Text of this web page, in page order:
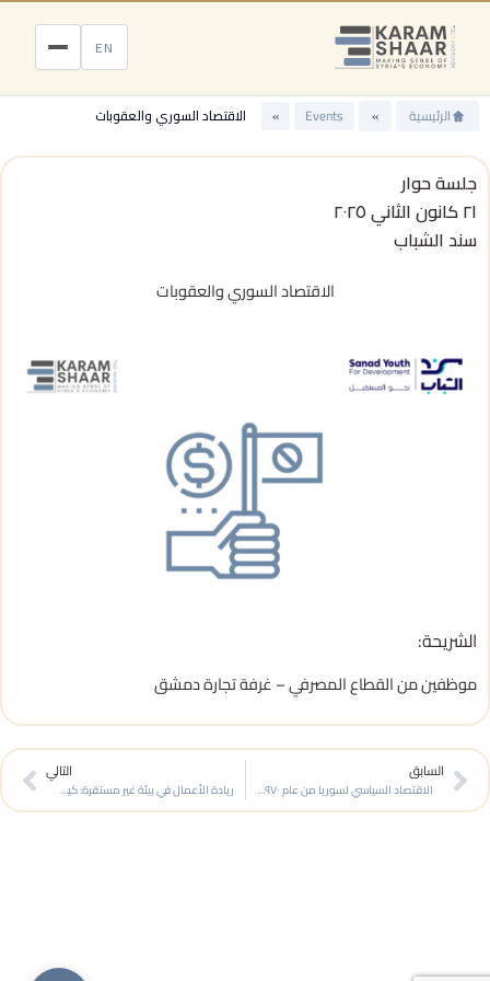
تخطي
المحتوى
EN
الرئيسية »
Events
» الاقتصاد السوري والعقوبات
جلسة حوار
٢١ كانون الثاني ٢٠٢٥
سند الشباب
الاقتصاد السوري والعقوبات
الشريحة:
موظفين من القطاع المصرفي – غرفة تجارة دمشق
Prev
السابق
الاقتصاد السياسي لسوريا من عام ١٩٧٠ لليوم وانعكاساته على إعادة الاعمار اليوم
التالي
ريادة الأعمال في بيئة غير مستقرة: كيفية بناء شركات صغيرة في ظروف اقتصادية صعبة